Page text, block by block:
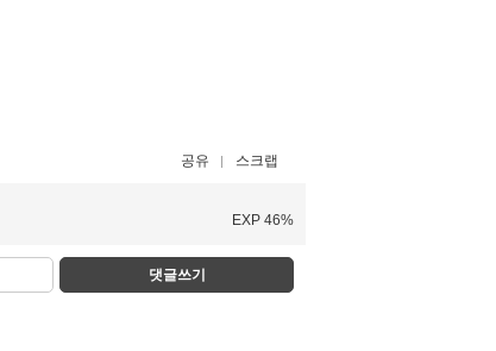
공유 스크랩
EXP 46%
댓글쓰기